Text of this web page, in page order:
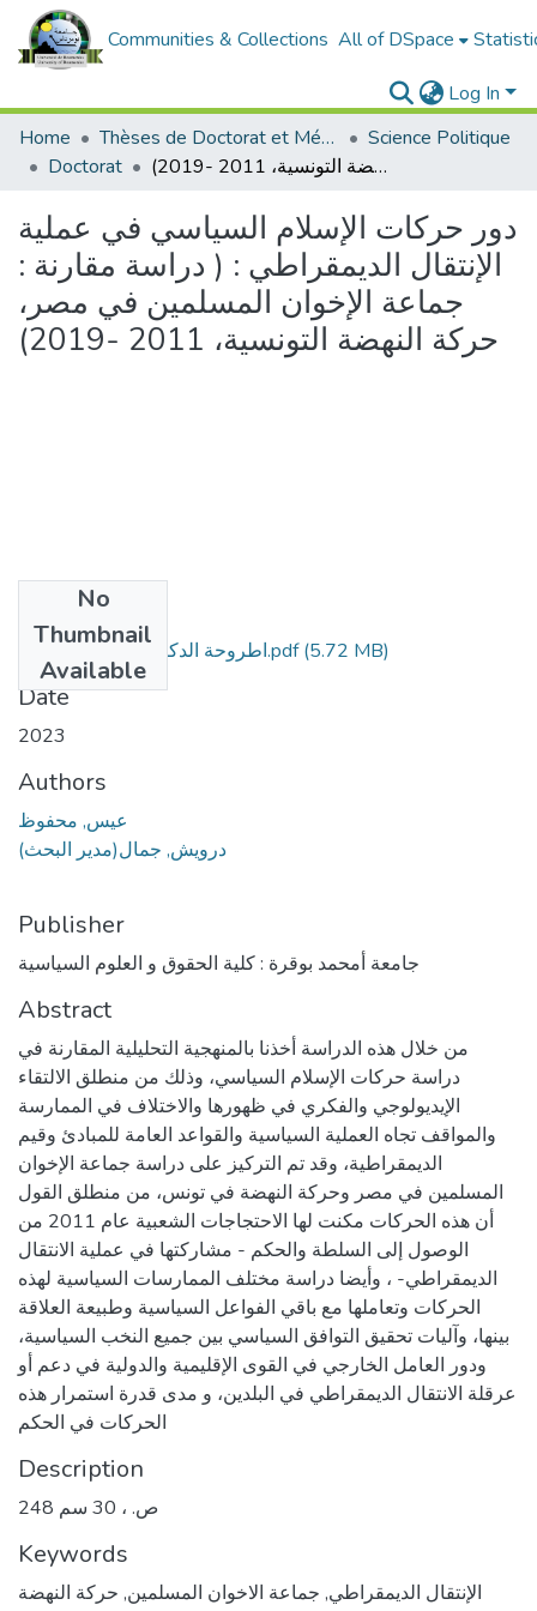
Communities & Collections All of DSpace
Log In
Home
Thèses de Doctorat et Mémoires de Magister
Science Politique
Doctorat
دور حركات الإسلام السياسي في عملية الإنتقال الديمقراطي : ( دراسة مقارنة : جماعة الإخوان المسلمين في مصر، حركة النهضة التونسية، 2011 -2019)
دور حركات الإسلام السياسي في عملية
الإنتقال الديمقراطي : ( دراسة مقارنة :
جماعة الإخوان المسلمين في مصر،
حركة النهضة التونسية، 2011 -2019)
No
Thumbnail
Available
اطروحة الدكتوراه محفوظ عيس.pdf(5.72 MB)
Date
2023
Authors
عيس, محفوظ
درويش, جمال(مدير البحث)
Publisher
جامعة أمحمد بوقرة : كلية الحقوق و العلوم السياسية
Abstract
من خلال هذه الدراسة أخذنا بالمنهجية التحليلية المقارنة في
دراسة حركات الإسلام السياسي، وذلك من منطلق الالتقاء
الإيديولوجي والفكري في ظهورها والاختلاف في الممارسة
والمواقف تجاه العملية السياسية والقواعد العامة للمبادئ وقيم
الديمقراطية، وقد تم التركيز على دراسة جماعة الإخوان
المسلمين في مصر وحركة النهضة في تونس، من منطلق القول
أن هذه الحركات مكنت لها الاحتجاجات الشعبية عام 2011 من
الوصول إلى السلطة والحكم - مشاركتها في عملية الانتقال
الديمقراطي- ، وأيضا دراسة مختلف الممارسات السياسية لهذه
الحركات وتعاملها مع باقي الفواعل السياسية وطبيعة العلاقة
بينها، وآليات تحقيق التوافق السياسي بين جميع النخب السياسية،
ودور العامل الخارجي في القوى الإقليمية والدولية في دعم أو
عرقلة الانتقال الديمقراطي في البلدين، و مدى قدرة استمرار هذه
الحركات في الحكم
Description
248 ص. ، 30 سم
Keywords
الإنتقال الديمقراطي, جماعة الاخوان المسلمين, حركة النهضة